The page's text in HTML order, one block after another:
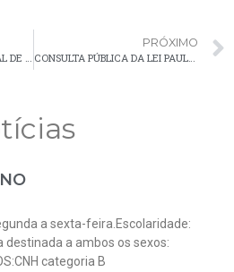
IV CONFERÊNCIA MUNICIPAL DE SEGURANÇA ALIMENTAR E NUTRICIONAL DE PALMEIRA
PRÓXIMO
CONSULTA PÚBLICA DA LEI PAULO GUSTAVO ENCERRA HOJE (30)
a sexta-feira.Escolaridade:
destinada a ambos os sexos:
categoria B